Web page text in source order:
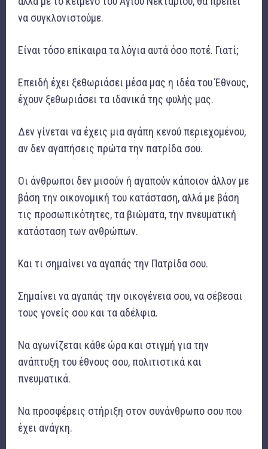
να συγκλονιστούμε.
Είναι τόσο επίκαιρα τα λόγια αυτά όσο ποτέ. Γιατί;
Επειδή έχει ξεθωριάσει μέσα μας η ιδέα του Έθνους,
έχουν ξεθωριάσει τα ιδανικά της φυλής μας.
Δεν γίνεται να έχεις μια αγάπη κενού περιεχομένου,
αν δεν αγαπήσεις πρώτα την πατρίδα σου.
Οι άνθρωποι δεν μισούν ή αγαπούν κάποιον άλλον με
βάση την οικονομική του κατάσταση, αλλά με βάση
τις προσωπικότητες, τα βιώματα, την πνευματική
κατάσταση των ανθρώπων.
Και τι σημαίνει να αγαπάς την Πατρίδα σου.
Σημαίνει να αγαπάς την οικογένεια σου, να σέβεσαι
τους γονείς σου και τα αδέλφια.
Να αγωνίζεται κάθε ώρα και στιγμή για την
ανάπτυξη του έθνους σου, πολιτιστικά και
πνευματικά.
Να προσφέρεις στήριξη στον συνάνθρωπο σου που
έχει ανάγκη.